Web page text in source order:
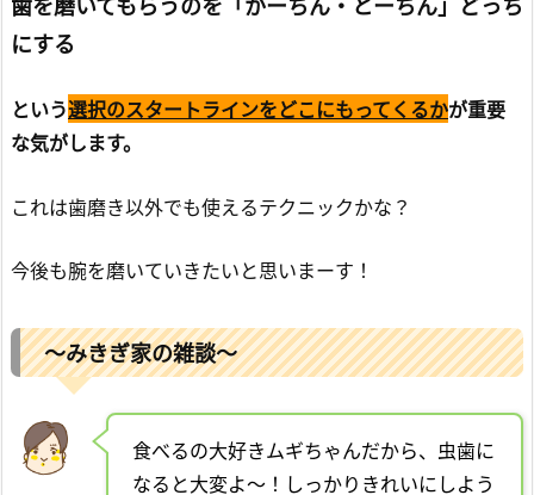
にする
という選択のスタートラインをどこにもってくるかが重要
な気がします。
これは歯磨き以外でも使えるテクニックかな？
今後も腕を磨いていきたいと思いまーす！
～みきぎ家の雑談～
食べるの大好きムギちゃんだから、虫歯に
なると大変よ～！しっかりきれいにしよう